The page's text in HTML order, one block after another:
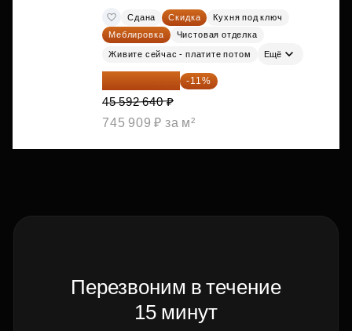
Сдана Скидка
Кухня под ключ
Меблировка
Чистовая отделка
Живите сейчас - платите потом Ещё
40 577 450 ₽ -11%
45 592 640 ₽
745 909 ₽ за м²
Перезвоним в течение
15 минут